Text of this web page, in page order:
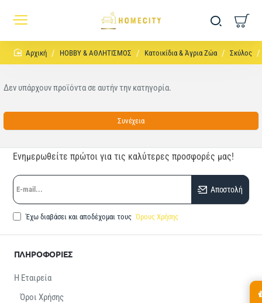
homeHOBBY & ΑΘΛΗΤΙΣΜΟΣ Κατοικίδια & Άγρια Ζώα Σκύλος
Δεν υπάρχουν προϊόντα σε αυτήν την κατηγορία.
Συνέχεια
Ενημερωθείτε πρώτοι για τις καλύτερες προσφορές μας!
E-
mail...
Αποστολή
Έχω διαβάσει και αποδέχομαι τους Όρους Χρήσης
ΠΛΗΡΟΦΟΡΙΕΣ
Η Εταιρεία
Όροι Χρήσης